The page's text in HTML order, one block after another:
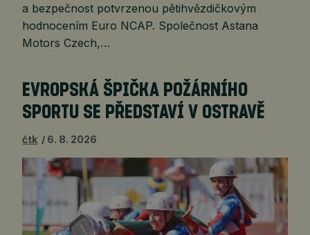
a bezpečnost potvrzenou pětihvězdičkovým
hodnocením Euro NCAP. Společnost Astana
Motors Czech,…
EVROPSKÁ ŠPIČKA POŽÁRNÍHO
SPORTU SE PŘEDSTAVÍ V OSTRAVĚ
čtk 6. 8. 2026